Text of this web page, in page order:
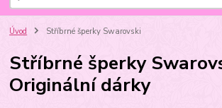
Úvod Stříbrné šperky Swarovski
Stříbrné šperky
Originální dárky